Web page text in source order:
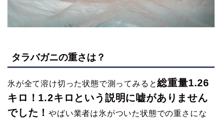
タラバガニの重さは？
氷が全て溶け切った状態で測ってみると総重量1.26
キロ！1.2キロという説明に嘘がありません
でした！やばい業者は氷がついた状態での重さにな